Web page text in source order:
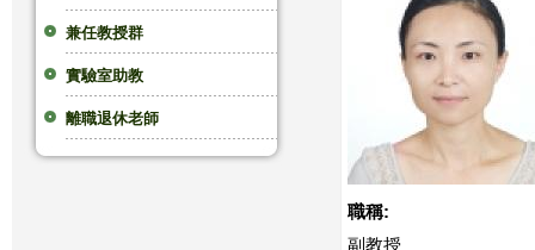
兼任教授群
實驗室助教
離職退休老師
職稱:
副教授